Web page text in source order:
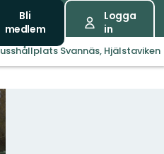
Bli
medlem
Logga
in
Svannäs, Hjälstaviken